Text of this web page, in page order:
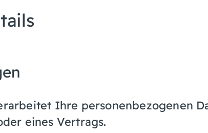
Ihre personenbezogenen
eines Vertrags.